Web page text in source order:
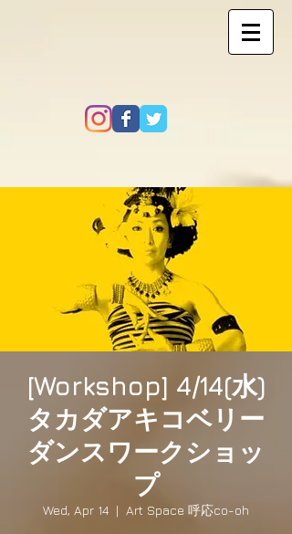
[Workshop] 4/14(水)
タカダアキコベリー
ダンスワークショッ
プ
Wed, Apr 14
  |
Art Space 呼応co-oh